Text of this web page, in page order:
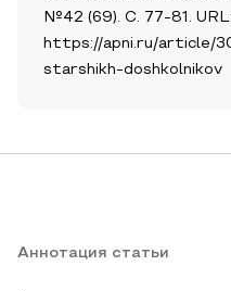
№42 (69). С. 77-81. URL:
https://apni.ru/article/
starshikh-doshkolnikov
Аннотация статьи